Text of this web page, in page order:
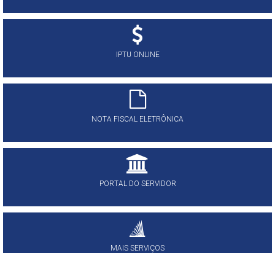
IPTU ONLINE
NOTA FISCAL ELETRÔNICA
PORTAL DO SERVIDOR
MAIS SERVIÇOS